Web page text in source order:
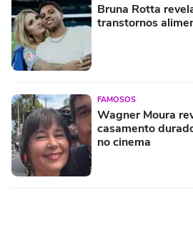
Bruna Rotta
transtornos
FAMOSOS
Wagner Moura
casamento
no cinema